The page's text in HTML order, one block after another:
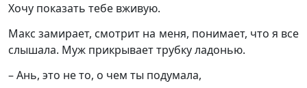
Хочу показать тебе вживую.
Макс замирает, смотрит на меня, понимает, что я все
слышала. Муж прикрывает трубку ладонью.
– Ань, это не то, о чем ты подумала,